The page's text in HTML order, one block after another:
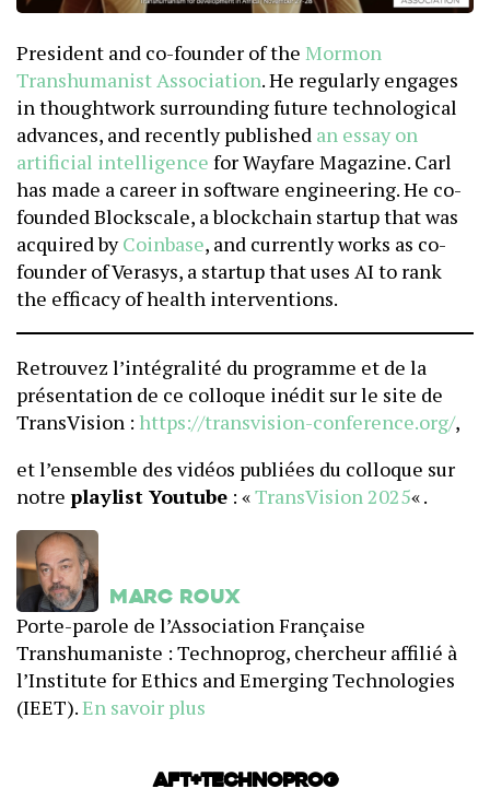
President and co-founder of the Mormon
Transhumanist Association. He regularly engages
in thoughtwork surrounding future technological
advances, and recently published an essay on
artificial intelligence for Wayfare Magazine. Carl
has made a career in software engineering. He co-
founded Blockscale, a blockchain startup that was
acquired byCoinbase, and currently works as co-
founder of Verasys, a startup that uses AI to rank
the efficacy of health interventions.
Retrouvez l’intégralité du programme et de la
présentation de ce colloque inédit sur le site de
TransVision : https://transvision-conference.org/,
et l’ensemble des vidéos publiées du colloque sur
notre playlist Youtube : «TransVision 2025« .
Marc Roux
Porte-parole de l’Association Française
Transhumaniste : Technoprog, chercheur affilié à
l’Institute for Ethics and Emerging Technologies
(IEET).En savoir plus
AFT+Technoprog